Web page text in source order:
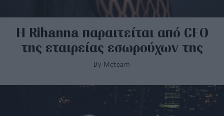
H Rihanna παραιτείται από CEO
της εταιρείας εσωρούχων της
By Mcteam